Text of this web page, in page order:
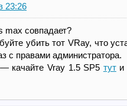
23:26
max совпадает?
убить тот VRay, что
с правами администратора.
качайте Vray 1.5 SP5 тути